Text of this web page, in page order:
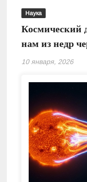
Наука
Космический
нам из недр
10 января, 2026